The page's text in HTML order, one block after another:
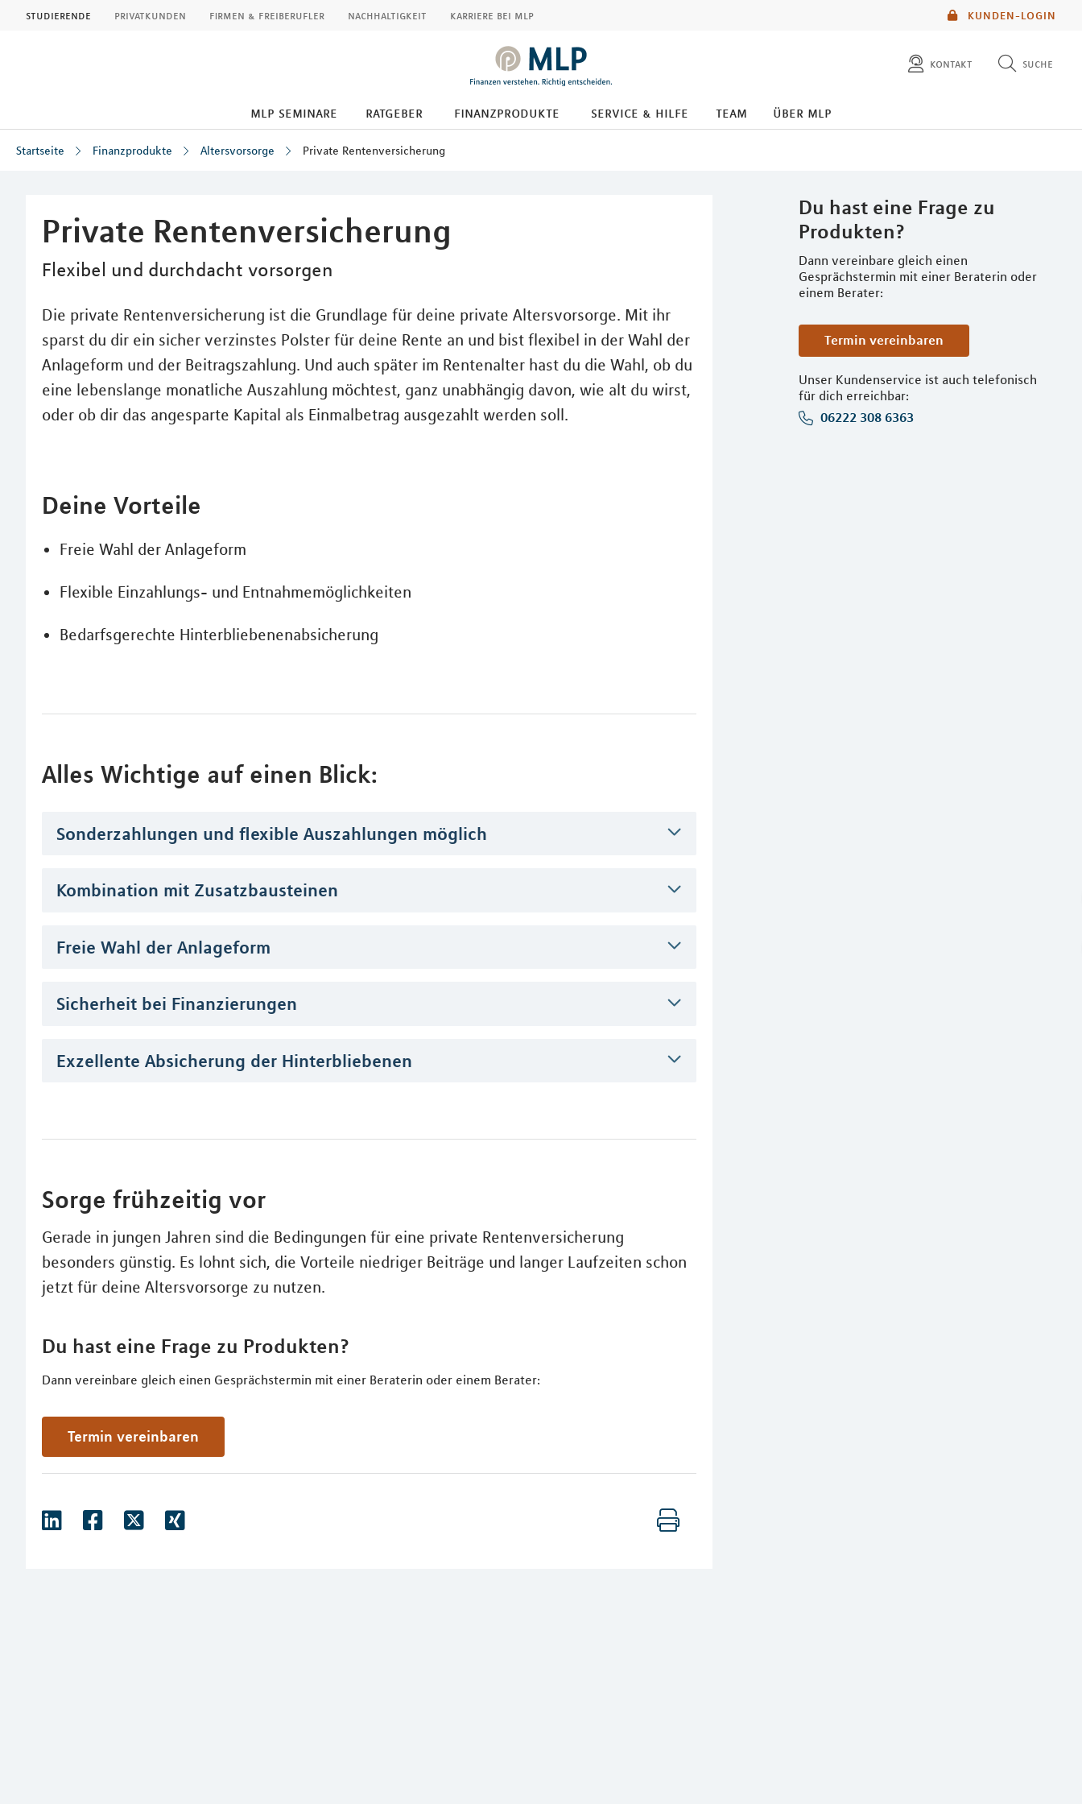
KUNDEN-LOGIN
studierende privatkunden firmen & freiberufler nachhaltigkeit karriere bei mlp
kontakt suche
mlp seminare ratgeber finanzprodukte service & hilfe team über mlp
Startseite Finanzprodukte Altersvorsorge Private Rentenversicherung
Private Rentenversicherung
Flexibel und durchdacht vorsorgen
Die private Rentenversicherung ist die Grundlage für deine private Altersvorsorge. Mit ihr
sparst du dir ein sicher verzinstes Polster für deine Rente an und bist flexibel in der Wahl der
Anlageform und der Beitragszahlung. Und auch später im Rentenalter hast du die Wahl, ob du
eine lebenslange monatliche Auszahlung möchtest, ganz unabhängig davon, wie alt du wirst,
oder ob dir das angesparte Kapital als Einmalbetrag ausgezahlt werden soll.
Du hast eine Frage zu
Produkten?
Dann vereinbare gleich einen
Gesprächstermin mit einer Beraterin oder
einem Berater:
Termin vereinbaren
Unser Kundenservice ist auch telefonisch
für dich erreichbar:
06222 308 6363
Deine Vorteile
Freie Wahl der Anlageform
Flexible Einzahlungs- und Entnahmemöglichkeiten
Bedarfsgerechte Hinterbliebenenabsicherung
Alles Wichtige auf einen Blick:
Sonderzahlungen und flexible Auszahlungen möglich
Kombination mit Zusatzbausteinen
Freie Wahl der Anlageform
Sicherheit bei Finanzierungen
Exzellente Absicherung der Hinterbliebenen
Sorge frühzeitig vor
Gerade in jungen Jahren sind die Bedingungen für eine private Rentenversicherung
besonders günstig. Es lohnt sich, die Vorteile niedriger Beiträge und langer Laufzeiten schon
jetzt für deine Altersvorsorge zu nutzen.
Du hast eine Frage zu Produkten?
Dann vereinbare gleich einen Gesprächstermin mit einer Beraterin oder einem Berater:
Termin vereinbaren